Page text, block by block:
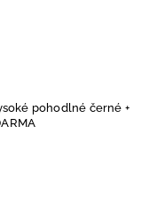
pohodlné černé +